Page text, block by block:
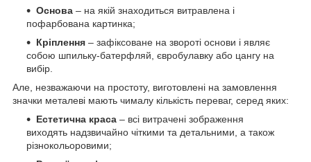
Основа – на якій знаходиться витравлена і
пофарбована картинка;
Кріплення – зафіксоване на звороті основи і являє
собою шпильку-батерфляй, євробулавку або цангу на
вибір.
Але, незважаючи на простоту, виготовлені на замовлення
значки металеві мають чималу кількість переваг, серед яких:
Естетична краса – всі витрачені зображення
виходять надзвичайно чіткими та детальними, а також
різнокольоровими;